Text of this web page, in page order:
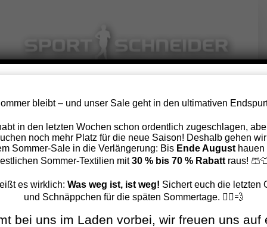
springen
Rheinsteigextremlauf 2016
Zurück Vor
Zeige
bleibt – und unser Sale geht in den ultimativen
in den letzten Wochen schon ordentlich zugeschlagen,
noch mehr Platz für die neue Saison! Deshalb gehen
Sommer-Sale in die Verlängerung: Bis Ende Augusthauen
Sommer-Textilien mit30 % bis 70 % Rabatt raus!
es wirklich: Was weg ist, ist weg! Sichert euch die letzten
und Schnäppchen für die späten Sommertage. 🏃‍♂️💨
bei uns im Laden vorbei, wir freuen uns auf